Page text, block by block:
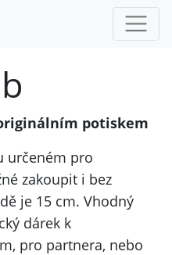
potiskem
určeném pro
zakoupit i bez
je 15 cm. Vhodný
dárek k
pro partnera, nebo